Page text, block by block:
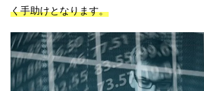
く手助けとなります。